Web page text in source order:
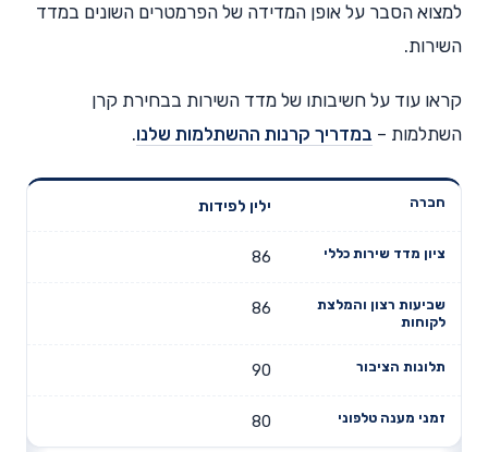
למצוא הסבר על אופן המדידה של הפרמטרים השונים במדד
השירות.
קראו עוד על חשיבותו של מדד השירות בבחירת קרן
השתלמות – במדריך קרנות ההשתלמות שלנו.
שביעות רצוןילין לפידות
86
86
90
80